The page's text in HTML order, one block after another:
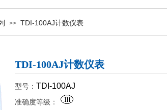
>> TDI-100AJ计数仪表
TDI-100AJ计数仪表
型号： TDI-100AJ
准确度等级：